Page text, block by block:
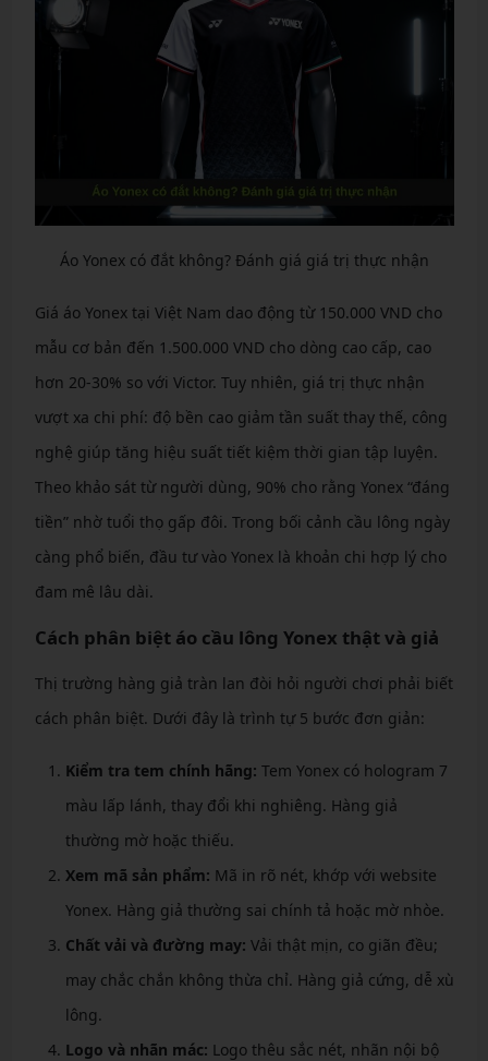
Áo Yonex có đắt không? Đánh giá giá trị thực nhận
Giá áo Yonex tại Việt Nam dao động từ 150.000 VND cho
mẫu cơ bản đến 1.500.000 VND cho dòng cao cấp, cao
hơn 20-30% so với Victor. Tuy nhiên, giá trị thực nhận
vượt xa chi phí: độ bền cao giảm tần suất thay thế, công
nghệ giúp tăng hiệu suất tiết kiệm thời gian tập luyện.
Theo khảo sát từ người dùng, 90% cho rằng Yonex “đáng
tiền” nhờ tuổi thọ gấp đôi. Trong bối cảnh cầu lông ngày
càng phổ biến, đầu tư vào Yonex là khoản chi hợp lý cho
đam mê lâu dài.
Cách phân biệt áo cầu lông Yonex thật và giả
Thị trường hàng giả tràn lan đòi hỏi người chơi phải biết
cách phân biệt. Dưới đây là trình tự 5 bước đơn giản:
Kiểm tra tem chính hãng: Tem Yonex có hologram 7
màu lấp lánh, thay đổi khi nghiêng. Hàng giả
thường mờ hoặc thiếu.
Xem mã sản phẩm: Mã in rõ nét, khớp với website
Yonex. Hàng giả thường sai chính tả hoặc mờ nhòe.
Chất vải và đường may: Vải thật mịn, co giãn đều;
may chắc chắn không thừa chỉ. Hàng giả cứng, dễ xù
lông.
Logo và nhãn mác: Logo thêu sắc nét, nhãn nội bộ